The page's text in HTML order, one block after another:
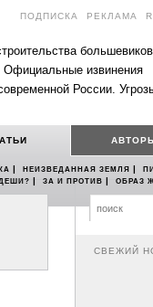
ПОДПИСКА РЕКЛАМА
Официальные извинения
России.
| НЕИЗВЕДАННАЯ ЗЕМЛЯ |
| ЗА И ПРОТИВ | ОБРАЗ
СВЕЖИЙ